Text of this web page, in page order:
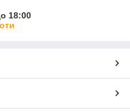
18:00